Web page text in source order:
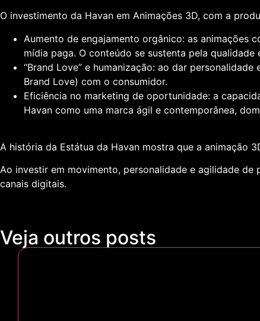
O investimento da Havan em Animações 3D, com a
Aumento de engajamento orgânico: as animações
mídia paga. O conteúdo se sustenta pela qualidade
“Brand Love” e humanização: ao dar personalidade
Brand Love) com o consumidor.
Eficiência no marketing de oportunidade: a
Havan como uma marca ágil e contemporânea,
A história da Estátua da Havan mostra que a animação
Ao investir em movimento, personalidade e agilidade
canais digitais.
Veja outros posts